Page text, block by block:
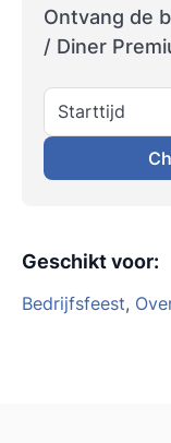
Ontvang de
/ Diner
Starttijd
Geschikt voor:
Bedrijfsfeest,